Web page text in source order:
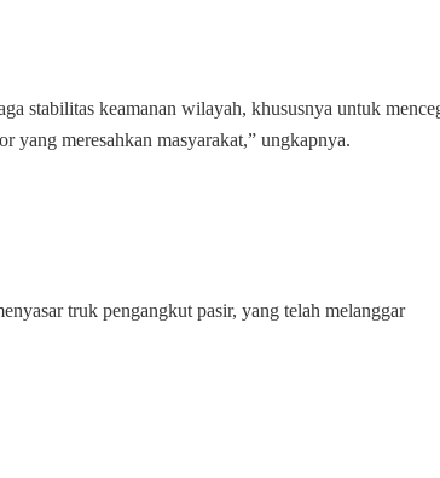
stabilitas keamanan wilayah, khususnya untuk
yang meresahkan masyarakat,” ungkapnya.
truk pengangkut pasir, yang telah melanggar